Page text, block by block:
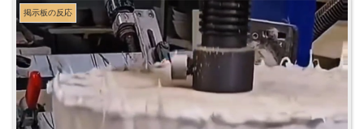
掲示板の反応